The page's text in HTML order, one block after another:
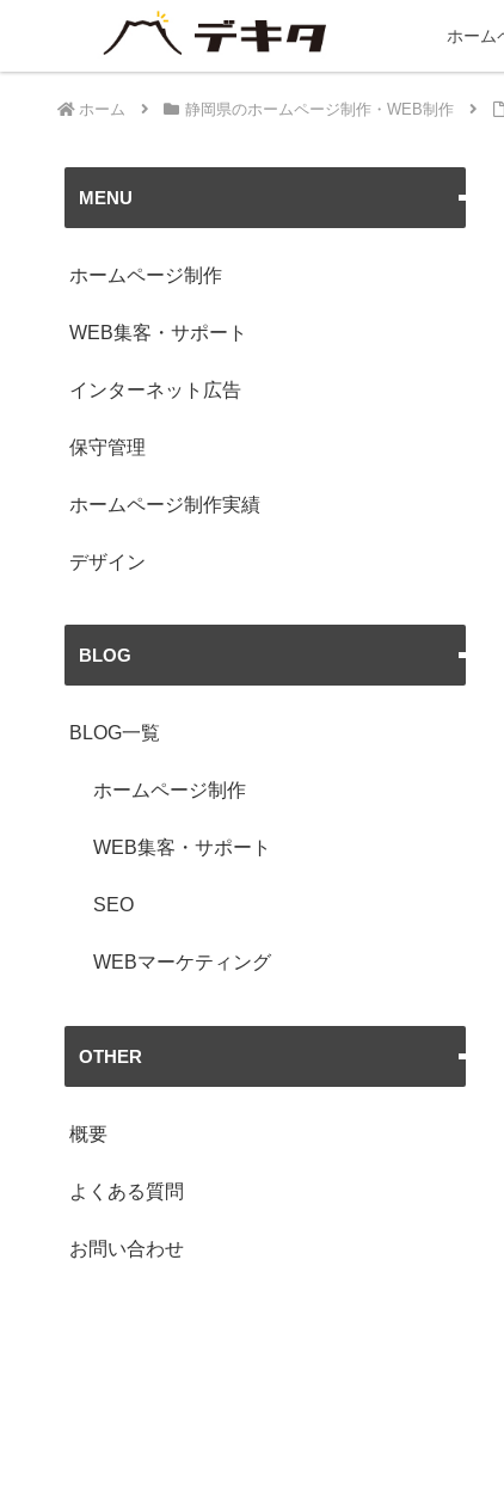
ホーム
ホーム 静岡県のホームページ制作・WEB制作
MENU
ホームページ制作
WEB集客・サポート
インターネット広告
保守管理
ホームページ制作実績
デザイン
BLOG
BLOG一覧
ホームページ制作
WEB集客・サポート
SEO
WEBマーケティング
OTHER
概要
よくある質問
お問い合わせ